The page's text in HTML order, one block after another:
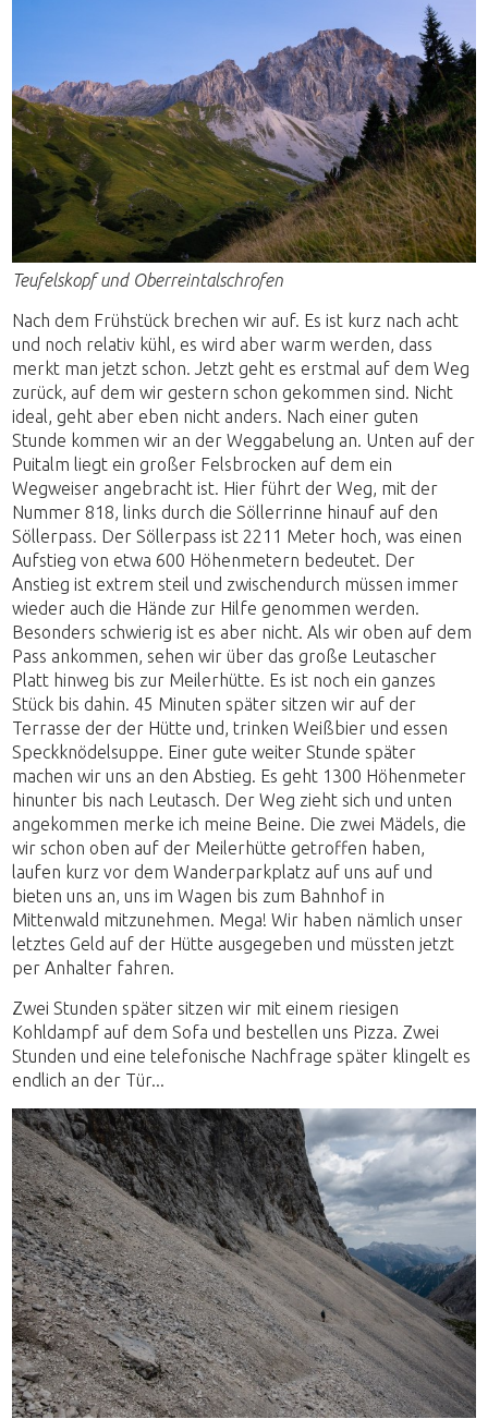
Teufelskopf und Oberreintalschrofen
Nach dem Frühstück brechen wir auf. Es ist kurz nach acht
und noch relativ kühl, es wird aber warm werden, dass
merkt man jetzt schon. Jetzt geht es erstmal auf dem Weg
zurück, auf dem wir gestern schon gekommen sind. Nicht
ideal, geht aber eben nicht anders. Nach einer guten
Stunde kommen wir an der Weggabelung an. Unten auf der
Puitalm liegt ein großer Felsbrocken auf dem ein
Wegweiser angebracht ist. Hier führt der Weg, mit der
Nummer 818, links durch die Söllerrinne hinauf auf den
Söllerpass. Der Söllerpass ist 2211 Meter hoch, was einen
Aufstieg von etwa 600 Höhenmetern bedeutet. Der
Anstieg ist extrem steil und zwischendurch müssen immer
wieder auch die Hände zur Hilfe genommen werden.
Besonders schwierig ist es aber nicht. Als wir oben auf dem
Pass ankommen, sehen wir über das große Leutascher
Platt hinweg bis zur Meilerhütte. Es ist noch ein ganzes
Stück bis dahin. 45 Minuten später sitzen wir auf der
Terrasse der der Hütte und, trinken Weißbier und essen
Speckknödelsuppe. Einer gute weiter Stunde später
machen wir uns an den Abstieg. Es geht 1300 Höhenmeter
hinunter bis nach Leutasch. Der Weg zieht sich und unten
angekommen merke ich meine Beine. Die zwei Mädels, die
wir schon oben auf der Meilerhütte getroffen haben,
laufen kurz vor dem Wanderparkplatz auf uns auf und
bieten uns an, uns im Wagen bis zum Bahnhof in
Mittenwald mitzunehmen. Mega! Wir haben nämlich unser
letztes Geld auf der Hütte ausgegeben und müssten jetzt
per Anhalter fahren.
Zwei Stunden später sitzen wir mit einem riesigen
Kohldampf auf dem Sofa und bestellen uns Pizza. Zwei
Stunden und eine telefonische Nachfrage später klingelt es
endlich an der Tür...